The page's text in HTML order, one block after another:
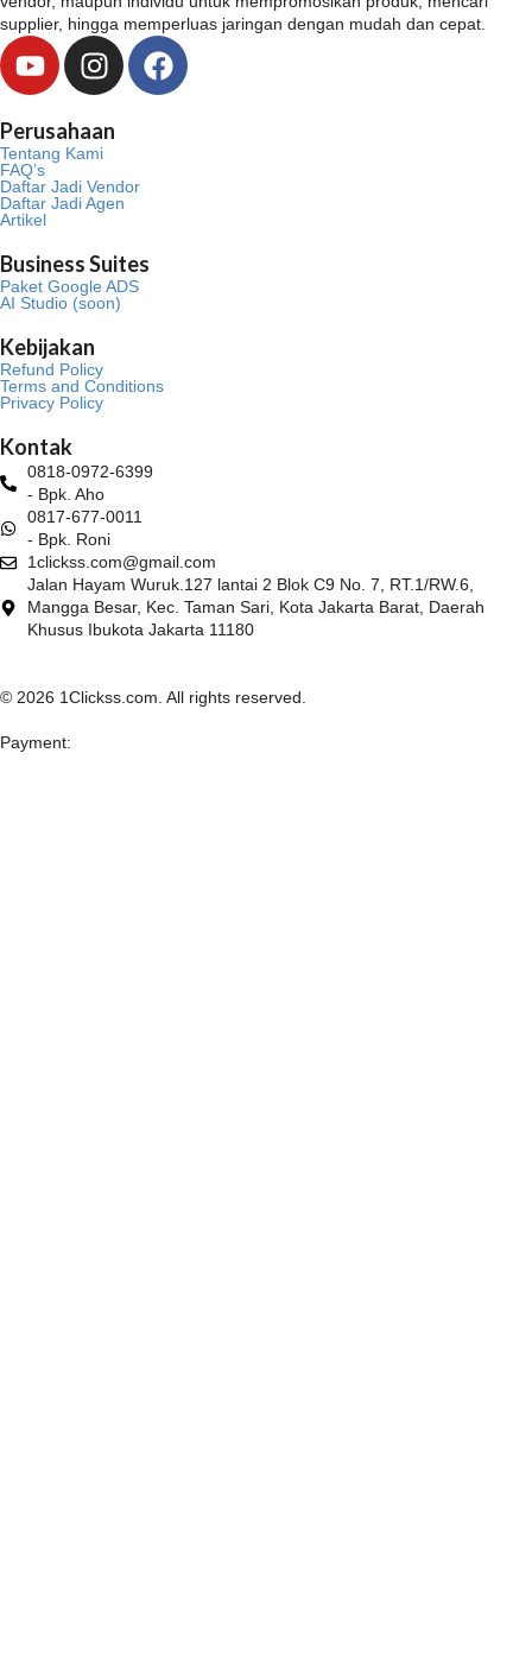
supplier, hingga memperluas jaringan dengan mudah dan cepat.
Y
o
t
u
b
e
I
n
t
a
g
a
m
F
a
Perusahaan
Tentang Kami
FAQ’s
Daftar Jadi Vendor
Daftar Jadi Agen
Artikel
Business Suites
Paket Google ADS
AI Studio (soon)
Kebijakan
Refund Policy
Terms and Conditions
Privacy Policy
Kontak
0818-0972-6399
- Bpk. Aho
0817-677-0011
- Bpk. Roni
1clickss.com@gmail.com
Jalan Hayam Wuruk.127 lantai 2 Blok C9 No. 7, RT.1/RW.6,
Mangga Besar, Kec. Taman Sari, Kota Jakarta Barat, Daerah
Khusus Ibukota Jakarta 11180
© 2026 1Clickss.com. All rights reserved.
Payment: